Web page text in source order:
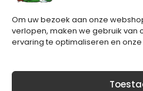
Om uw bezoek aan onze
verlopen, maken we gebruik van
ervaring te optimaliseren en
Blijft op de hoogte van het laatste